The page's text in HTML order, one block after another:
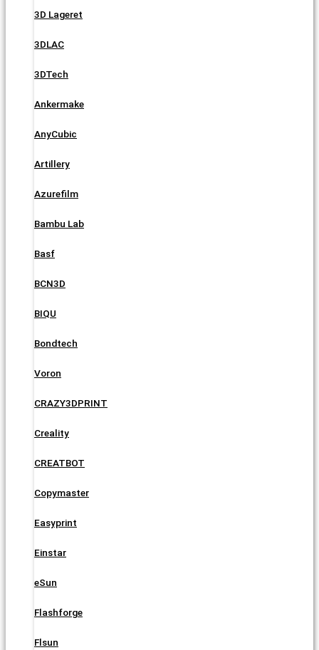
3D Lageret
3DLAC
3DTech
Ankermake
AnyCubic
Artillery
Azurefilm
Bambu Lab
Basf
BCN3D
BIQU
Bondtech
Voron
CRAZY3DPRINT
Creality
CREATBOT
Copymaster
Easyprint
Einstar
eSun
Flashforge
Flsun